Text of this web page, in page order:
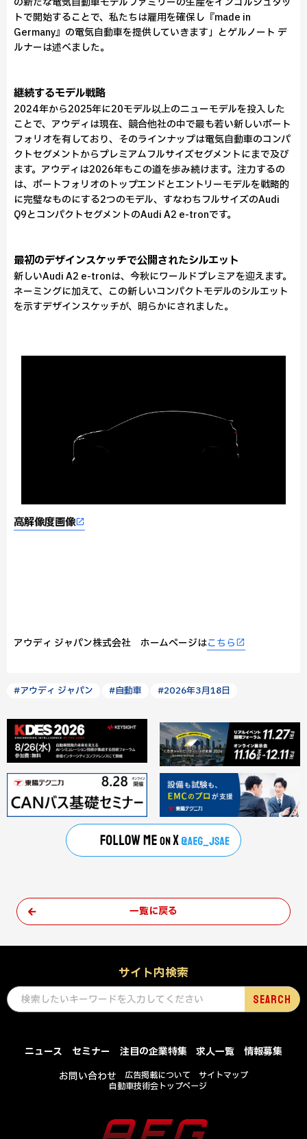
トで開始することで、私たちは雇用を確保し『made in
Germany』の電気自動車を提供していきます」とゲルノート デ
ルナーは述べました。
継続するモデル戦略
2024年から2025年に20モデル以上のニューモデルを投入した
ことで、アウディは現在、競合他社の中で最も若い新しいポート
フォリオを有しており、そのラインナップは電気自動車のコンパ
クトセグメントからプレミアムフルサイズセグメントにまで及び
ます。アウディは2026年もこの道を歩み続けます。注力するの
は、ポートフォリオのトップエンドとエントリーモデルを戦略的
に完璧なものにする2つのモデル、すなわちフルサイズのAudi
Q9とコンパクトセグメントのAudi A2 e-tronです。
最初のデザインスケッチで公開されたシルエット
新しいAudi A2 e-tronは、今秋にワールドプレミアを迎えます。
ネーミングに加えて、この新しいコンパクトモデルのシルエット
を示すデザインスケッチが、明らかにされました。
高解像度画像
アウディ ジャパン株式会社 ホームページはこちら
#アウディ ジャパン #自動車 #2026年3月18日
一覧に戻る
サイト内検索
ニュース セミナー 注目の企業特集 求人一覧
情報募集
お問い合わせ
広告掲載について
サイトマップ
自動車技術会トップページ